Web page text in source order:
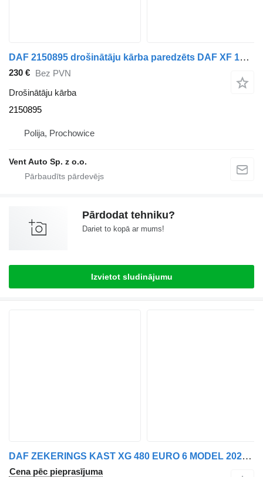
DAF 2150895 drošinātāju kārba paredzēts DAF XF 106 vilcēja
230 € Bez PVN
Drošinātāju kārba
2150895
Polija, Prochowice
Vent Auto Sp. z o.o.
Pārdodat tehniku?
Dariet to kopā ar mums!
Izvietot sludinājumu
DAF ZEKERINGS KAST XG 480 EURO 6 MODEL 2023 2274463 drošinātāju kārba paredzēts vilcēja
Cena pēc pieprasījuma